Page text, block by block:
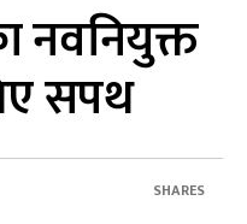
नवनियुक्त
सपथ
SHARES